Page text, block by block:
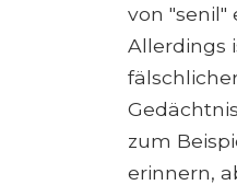
von "senil"
Allerdings
zum
erinnern,